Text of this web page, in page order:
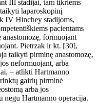
III stadijai, tam tikriems
laparoskopinį
IV Hinchey stadijoms,
pacientams
formuojant
Pietrzak ir kt. [30],
taikyti pirminę anastomozę,
neformuojant, arba
– atlikti Hartmanno
gairių pirminė
ą arba jos
negu Hartmanno operacija.